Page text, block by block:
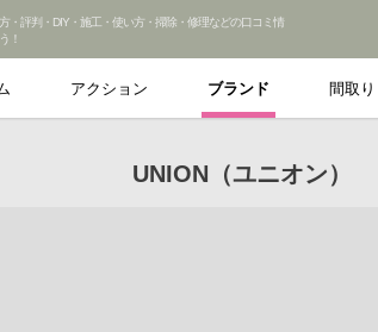
・評判・DIY・施工・使い方・掃除・修理などの口コミ情
！
アクション ブランド 間取り
UNION（ユニオン）